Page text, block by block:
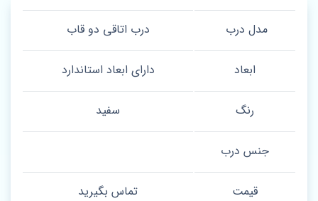
مدل درب درب اتاقی دو قاب
ابعاد دارای ابعاد استاندارد
رنگ سفید
جنس درب
قیمت تماس بگیرید